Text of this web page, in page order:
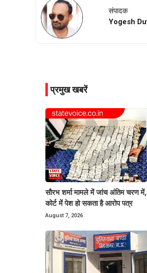
संपादक
Yogesh
प्रमुख खबरें
सौरभ शर्मा मामले में जांच अंतिम चरण
कोर्ट में पेश हो सकता है आरोप पत्र
August 7, 2026